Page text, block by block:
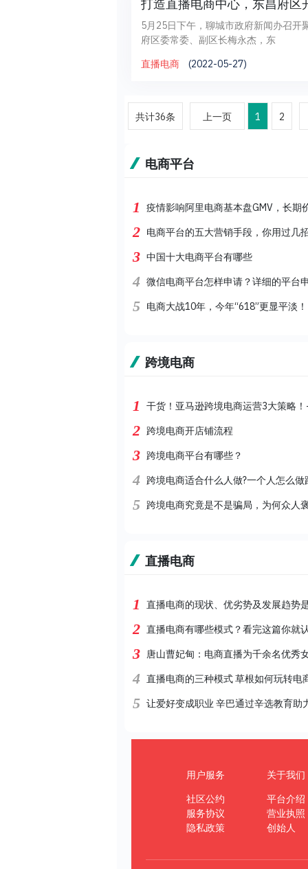
打造直播电商中心，东昌府
5月25日下午，聊城市政府新闻办召开
府区委常委、副区长梅永杰，东
直播电商
(2022-05-27)
共计36条 上一页 1 2
电商平台
1 疫情影响阿里电商基本盘GMV，长期
2 电商平台的五大营销手段，你用过几
3 中国十大电商平台有哪些
4 微信电商平台怎样申请？详细的平台
5 电商大战10年，今年“618”更显平淡！
跨境电商
1 干货！亚马逊跨境电商运营3大策略
2 跨境电商开店铺流程
3 跨境电商平台有哪些？
4 跨境电商适合什么人做?一个人怎么做
5 跨境电商究竟是不是骗局，为何众人
直播电商
1 直播电商的现状、优劣势及发展趋势
2 直播电商有哪些模式？看完这篇你就
3 唐山曹妃甸：电商直播为千余名优秀
4 直播电商的三种模式 草根如何玩转电
5 让爱好变成职业 辛巴通过辛选教育助
用户服务
社区公约
服务协议
隐私政策
关于我们
平台介绍
营业执照
创始人